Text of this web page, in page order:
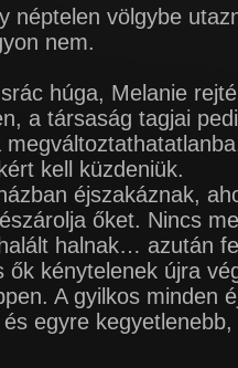
néptelen völgybe
nem.
húga, Melanie
a társaság tagjai
kell küzdeniük.
éjszakáznak,
őket. Nincs
halnak… azután
ők kénytelenek újra
A gyilkos minden
egyre